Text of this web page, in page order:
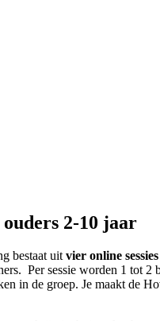
2-10 jaar
bestaat uitvier online sessies
Per sessie worden 1 tot
in de groep. Je maakt de